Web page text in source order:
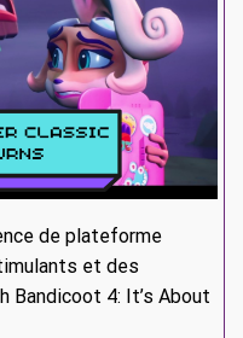
de plateforme
et des
Bandicoot 4: It’s About